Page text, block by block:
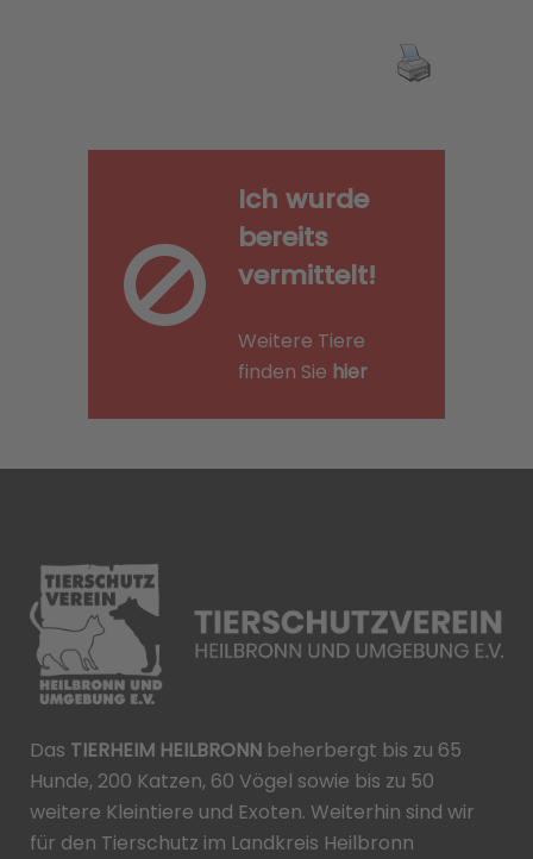
Ich wurde
bereits
vermittelt!
Weitere Tiere
finden Sie hier
Das TIERHEIM HEILBRONN beherbergt bis zu 65
Hunde, 200 Katzen, 60 Vögel sowie bis zu 50
weitere Kleintiere und Exoten. Weiterhin sind wir
für den Tierschutz im Landkreis Heilbronn